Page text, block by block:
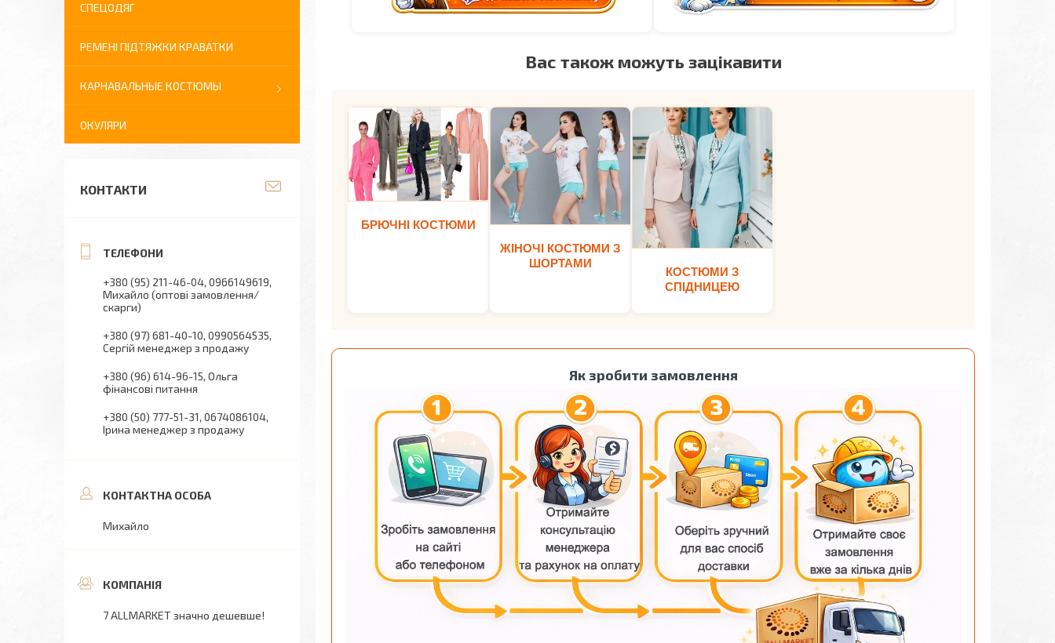
Вас також можуть зацікавити
БРЮЧНІ КОСТЮМИ
ЖІНОЧІ КОСТЮМИ З
ШОРТАМИ
КОСТЮМИ З
СПІДНИЦЕЮ
Як зробити замовлення
СПЕЦОДЯГ
РЕМЕНІ ПІДТЯЖКИ КРАВАТКИ
КАРНАВАЛЬНЫЕ КОСТЮМЫ
ОКУЛЯРИ
КОНТАКТИ
+380 (95) 211-46-04 0966149619
Михайло (оптові замовлення/
скарги)
+380 (97) 681-40-10 0990564535
Сергій менеджер з продажу
+380 (96) 614-96-15 Ольга
фінансові питання
+380 (50) 777-51-31 0674086104
Ірина менеджер з продажу
Михайло
7 ALLMARKET значно дешевше!